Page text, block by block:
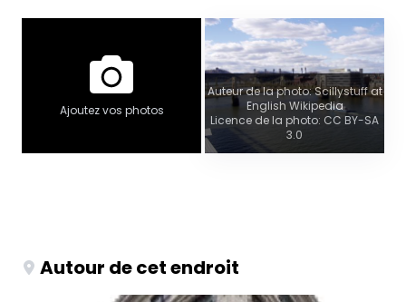
Ajoutez vos photos
Auteur de la photo: Scillystuff at
English Wikipedia
Licence de la photo: CC BY-SA
3.0
Autour de cet endroit